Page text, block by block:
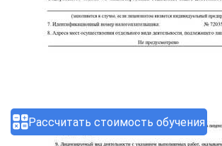
Рассчитать стоимость обучения